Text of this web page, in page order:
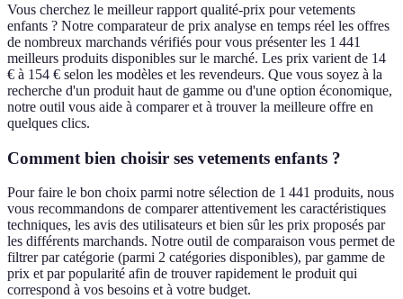
Vous cherchez le meilleur rapport qualité-prix pour vetements
enfants ? Notre comparateur de prix analyse en temps réel les offres
de nombreux marchands vérifiés pour vous présenter les 1 441
meilleurs produits disponibles sur le marché. Les prix varient de 14
€ à 154 € selon les modèles et les revendeurs. Que vous soyez à la
recherche d'un produit haut de gamme ou d'une option économique,
notre outil vous aide à comparer et à trouver la meilleure offre en
quelques clics.
Comment bien choisir ses vetements enfants ?
Pour faire le bon choix parmi notre sélection de 1 441 produits, nous
vous recommandons de comparer attentivement les caractéristiques
techniques, les avis des utilisateurs et bien sûr les prix proposés par
les différents marchands. Notre outil de comparaison vous permet de
filtrer par catégorie (parmi 2 catégories disponibles), par gamme de
prix et par popularité afin de trouver rapidement le produit qui
correspond à vos besoins et à votre budget.